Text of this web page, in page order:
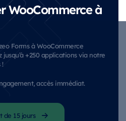
WooCommerce à
Forms à WooCommerce
+250 applications via notre
accès immédiat.
de 15 jours